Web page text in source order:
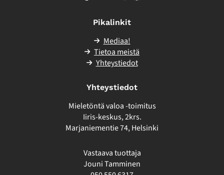
Pikalinkit
Mediaa!
Tietoa meistä
Yhteystiedot
Yhteystiedot
Mieletöntä valoa -toimitus
Iiris-keskus, 2krs.
Marjaniementie 74, Helsinki
Vastaava tuottaja
Jouni Tamminen